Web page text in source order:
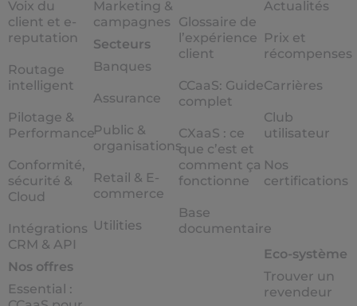
Voix du
client et e-
reputation
Routage
intelligent
Pilotage &
Performance
Conformité,
sécurité &
Cloud
Intégrations
CRM & API
Nos offres
Essential :
Marketing &
campagnes
Secteurs
Banques
Assurance
Public &
organisations
Retail & E-
commerce
Utilities
Glossaire de
l’expérience
client
CCaaS: Guide
complet
CXaaS : ce
que c’est et
comment ça
fonctionne
Base
documentaire
Actualités
Prix et
récompenses
Carrières
Club
utilisateur
Nos
certifications
Eco-système
Trouver un
revendeur